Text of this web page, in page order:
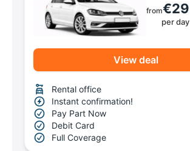
from€29
per day
View deal
Rental office
Instant confirmation!
Pay Part Now
Debit Card
Full Coverage